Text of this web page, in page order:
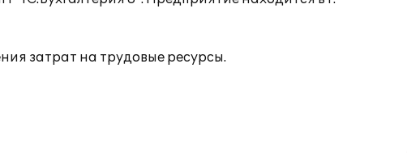
затрат на трудовые ресурсы.